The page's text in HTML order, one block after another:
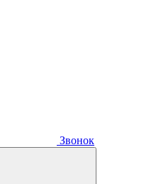
Звонок